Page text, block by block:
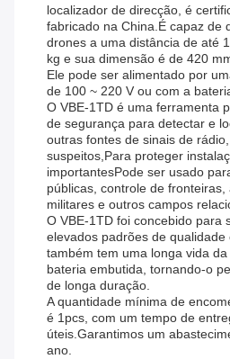
localizador de direcção, é
fabricado na China.É capaz de
drones a uma distância de até
kg e sua dimensão é de 420
Ele pode ser alimentado por
de 100 ~ 220 V ou com a
O VBE-1TD é uma ferramenta
de segurança para detectar e
outras fontes de sinais de
suspeitos,Para proteger
importantesPode ser usado
públicas, controle de fronteiras,
militares e outros campos
O VBE-1TD foi concebido para
elevados padrões de qualidade
também tem uma longa vida
bateria embutida, tornando-o
de longa duração.
A quantidade mínima de
é 1pcs, com um tempo de
úteis.Garantimos um
ano.